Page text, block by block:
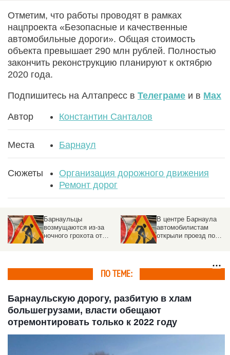
Отметим, что работы проводят в рамках
нацпроекта «Безопасные и качественные
автомобильные дороги». Общая стоимость
объекта превышает 290 млн рублей. Полностью
закончить реконструкцию планируют к октябрю
2020 года.
Подпишитесь на Алтапресс в Телеграме и в Max
Автор Константин Санталов
Места Барнаул
Сюжеты
Организация дорожного движения
Ремонт дорог
Барнаульцы
возмущаются из-за
ночного грохота от
В центре Барнаула
автомобилистам
открыли проезд по
ПО ТЕМЕ:
Барнаульскую дорогу, разбитую в хлам
большегрузами, власти обещают
отремонтировать только к 2022 году